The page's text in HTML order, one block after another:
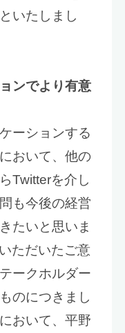
いたしまし
ンでより有意
ーションする
おいて、他の
Twitterを介し
も今後の経営
たいと思いま
ただいたご意
ークホルダー
のにつきまし
おいて、平野